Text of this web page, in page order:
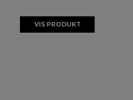
VIS PRODUKT